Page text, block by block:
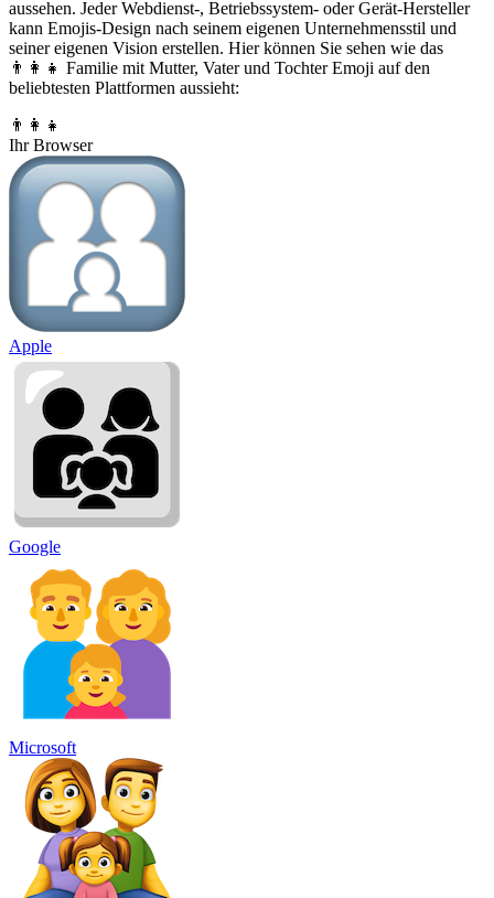
aussehen. Jeder Webdienst-, Betriebssystem- oder Gerät-Hersteller
kann Emojis-Design nach seinem eigenen Unternehmensstil und
seiner eigenen Vision erstellen. Hier können Sie sehen wie das
👨‍👩‍👧 Familie mit Mutter, Vater und Tochter Emoji auf den
beliebtesten Plattformen aussieht:
👨‍👩‍👧
Ihr Browser
Apple
Google
Microsoft